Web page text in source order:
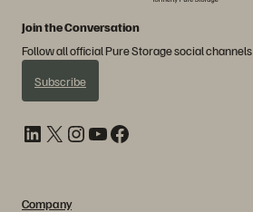
Join the Conversation
Follow all official Pure Storage social channels
Subscribe
LinkedIn X Instagram YouTube Facebook
Company